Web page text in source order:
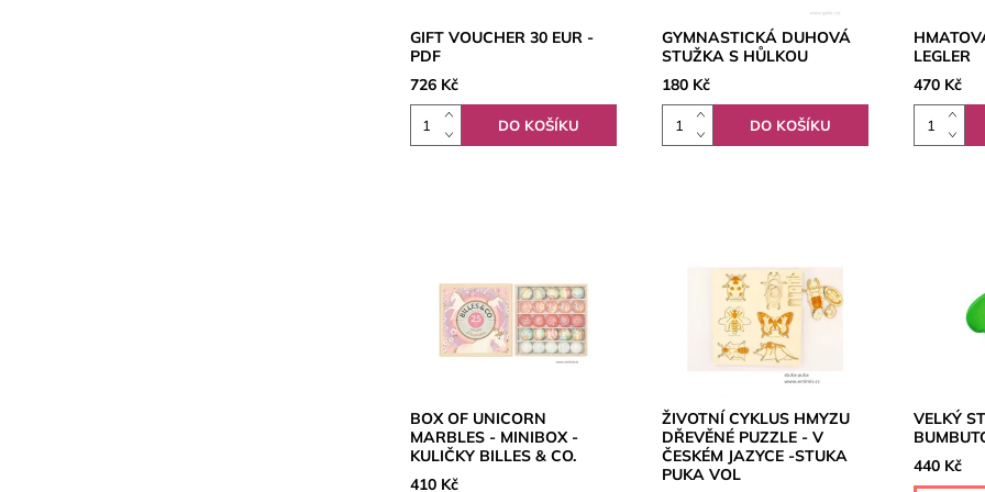
GIFT VOUCHER 30 EUR -
PDF
726 Kč
GYMNASTICKÁ DUHOVÁ
STUŽKA S HŮLKOU
180 Kč
LEGLER
470 Kč
BOX OF UNICORN
MARBLES - MINIBOX -
KULIČKY BILLES & CO.
410 Kč
ŽIVOTNÍ CYKLUS HMYZU
DŘEVĚNÉ PUZZLE - V
ČESKÉM JAZYCE -STUKA
PUKA VOL
VELKÝ
440 Kč